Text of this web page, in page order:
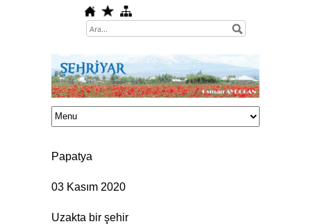
Papatya
03 Kasım 2020
Uzakta bir şehir